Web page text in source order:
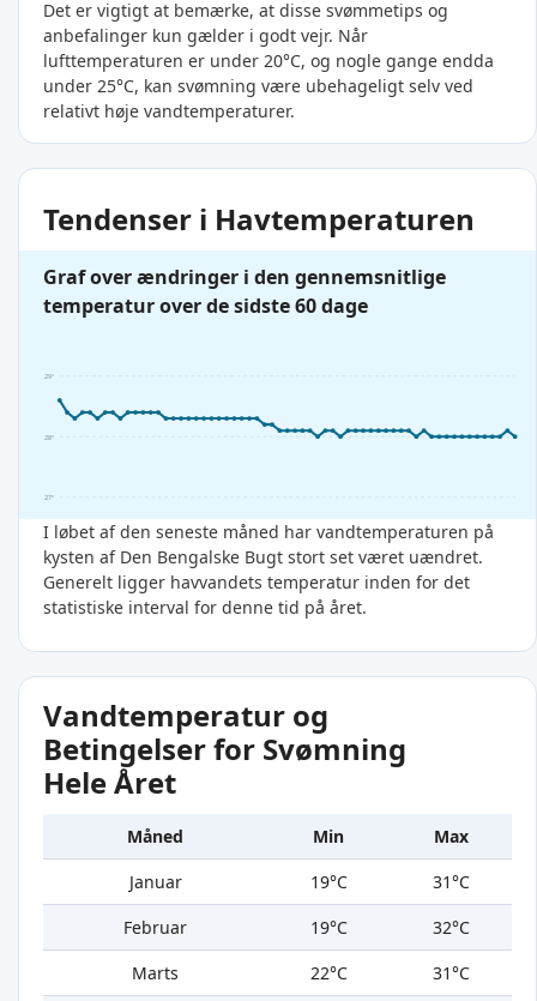
Det er vigtigt at bemærke, at disse svømmetips og
anbefalinger kun gælder i godt vejr. Når
lufttemperaturen er under 20°C, og nogle gange endda
under 25°C, kan svømning være ubehageligt selv ved
relativt høje vandtemperaturer.
Tendenser i Havtemperaturen
Graf over ændringer i den gennemsnitlige
temperatur over de sidste 60 dage
27°
28°
29°
I løbet af den seneste måned har vandtemperaturen på
kysten af Den Bengalske Bugt stort set været uændret.
Generelt ligger havvandets temperatur inden for det
statistiske interval for denne tid på året.
Vandtemperatur og
Betingelser for Svømning
Hele Året
Måned Min
Max
Januar
19°C
31°C
Februar
19°C
32°C
Marts
22°C
31°C